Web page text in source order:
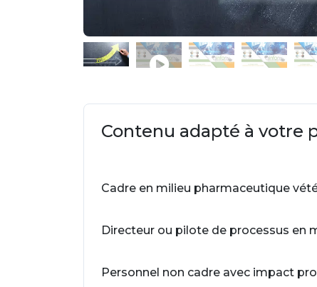
Contenu adapté à votre
Cadre en milieu pharmaceutique
Directeur ou pilote de processus en
Personnel non cadre avec impact